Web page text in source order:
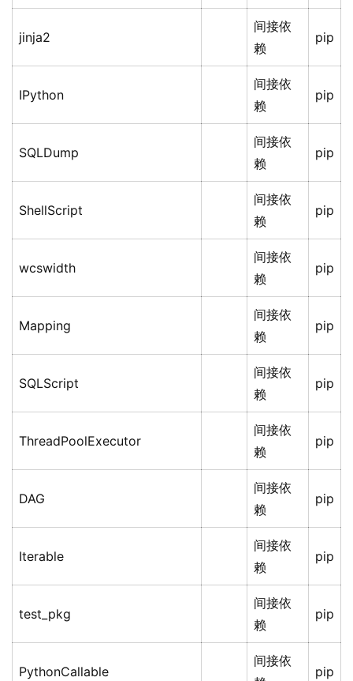
jinja2
间接依
赖
pip
IPython
间接依
赖
pip
SQLDump
间接依
赖
pip
ShellScript
间接依
赖
pip
wcswidth
间接依
赖
pip
Mapping
间接依
赖
pip
SQLScript
间接依
赖
pip
ThreadPoolExecutor
间接依
赖
pip
DAG
间接依
赖
pip
Iterable
间接依
赖
pip
test_pkg
间接依
赖
pip
PythonCallable
间接依
pip